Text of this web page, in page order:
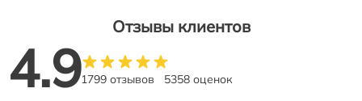
Отзывы клиентов
4.91799 отзывов 5358 оценок